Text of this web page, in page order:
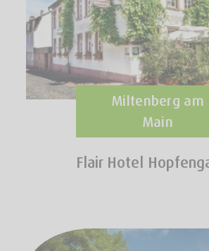
Miltenberg am
Main
Flair Hotel